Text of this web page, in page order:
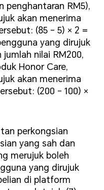
penghantaran RM5),
akan menerima
(85 - 5) × 2 =
yang dirujuk
nilai RM200,
Honor Care,
akan menerima
(200 - 100) ×
perkongsian
yang sah dan
merujuk boleh
yang dirujuk
di platform